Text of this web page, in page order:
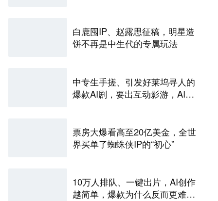
白鹿囤IP、赵露思征稿，明星造
饼不再是中生代的专属玩法
中专生手搓、引发好莱坞寻人的
爆款AI剧，要出互动影游，AI剧
票房大爆看高至20亿美金，全世
界买单了蜘蛛侠IP的“初心”
10万人排队、一键出片，AI创作
越简单，爆款为什么反而更难做